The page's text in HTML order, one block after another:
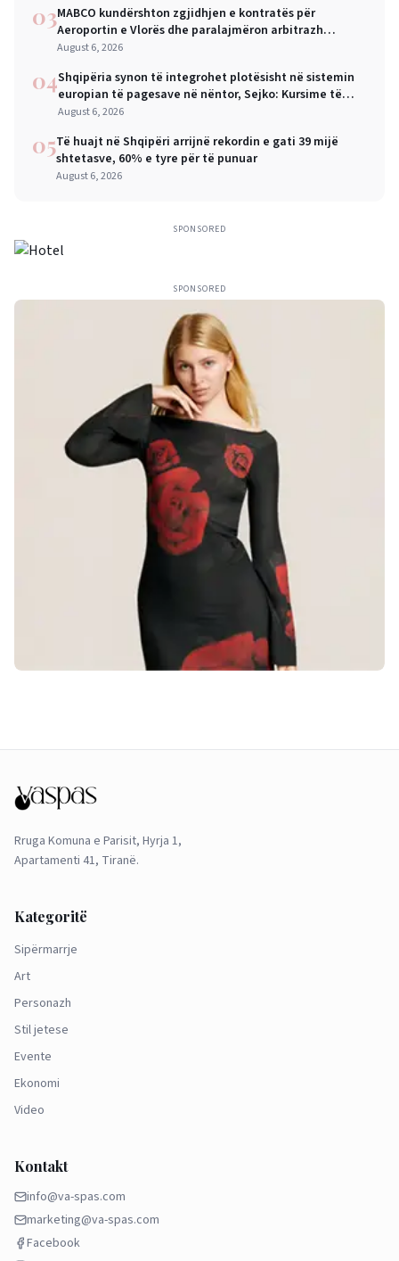
03MABCO kundërshton zgjidhjen e kontratës për
Aeroportin e Vlorës dhe paralajmëron arbitrazh
ndërkombëtar
August 6, 2026
04Shqipëria synon të integrohet plotësisht në sistemin
europian të pagesave në nëntor, Sejko: Kursime të
mëdha për qytetarët dhe bizneset
August 6, 2026
05Të huajt në Shqipëri arrijnë rekordin e gati 39 mijë
shtetasve, 60% e tyre për të punuar
August 6, 2026
SPONSORED
SPONSORED
Rruga Komuna e Parisit, Hyrja 1,
Apartamenti 41, Tiranë.
Kategoritë
Sipërmarrje
Art
Personazh
Stil jetese
Evente
Ekonomi
Video
Kontakt
info@va-spas.com
marketing@va-spas.com
Facebook